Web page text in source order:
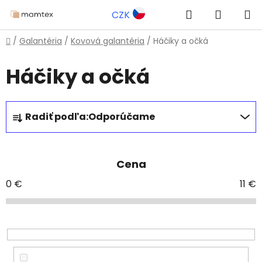
na
obsah
CZK Hľadať
KOŠÍK
Domov
/ Galantéria / Kovová galantéria / Háčiky a očká
Háčiky a očká
R
a
d
i
e
r
o
Radiť podľa:Odporúčame
Cena
0 € 11 €